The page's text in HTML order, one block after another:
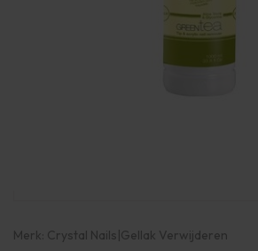
Merk: Crystal Nails|Gellak Verwijderen